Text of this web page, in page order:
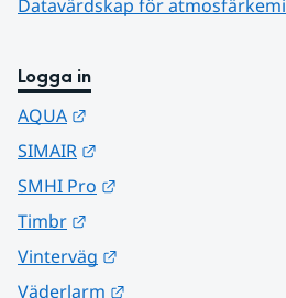
Datavärdskap för atmosfärkemi
Logga in
AQUA
SIMAIR
SMHI Pro
Timbr
Vinterväg
Väderlarm